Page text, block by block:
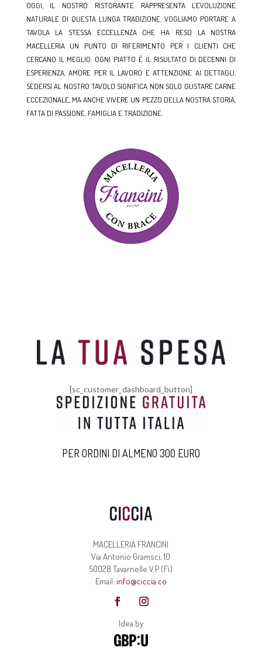
OGGI, IL NOSTRO RISTORANTE RAPPRESENTA L’EVOLUZIONE
NATURALE DI QUESTA LUNGA TRADIZIONE. VOGLIAMO PORTARE A
TAVOLA LA STESSA ECCELLENZA CHE HA RESO LA NOSTRA
MACELLERIA UN PUNTO DI RIFERIMENTO PER I CLIENTI CHE
CERCANO IL MEGLIO. OGNI PIATTO È IL RISULTATO DI DECENNI DI
ESPERIENZA, AMORE PER IL LAVORO E ATTENZIONE AI DETTAGLI.
SEDERSI AL NOSTRO TAVOLO SIGNIFICA NON SOLO GUSTARE CARNE
ECCEZIONALE, MA ANCHE VIVERE UN PEZZO DELLA NOSTRA STORIA,
FATTA DI PASSIONE, FAMIGLIA E TRADIZIONE.
[sc_customer_dashboard_button]
PER ORDINI DI ALMENO 300 EURO
MACELLERIA FRANCINI
Via Antonio Gramsci, 10
50028 Tavarnelle V.P (Fi)
Email: info@ciccia.co
Idea by